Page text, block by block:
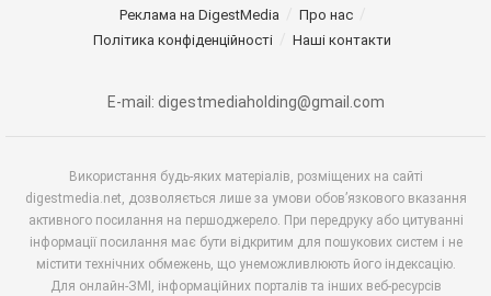
Реклама на DigestMedia
Про нас
Політика конфіденційності
Наші контакти
E-mail: digestmediaholding@gmail.com
Використання будь-яких матеріалів, розміщених на сайті
digestmedia.net, дозволяється лише за умови обов’язкового вказання
активного посилання на першоджерело. При передруку або цитуванні
інформації посилання має бути відкритим для пошукових систем і не
містити технічних обмежень, що унеможливлюють його індексацію.
Для онлайн-ЗМІ, інформаційних порталів та інших веб-ресурсів